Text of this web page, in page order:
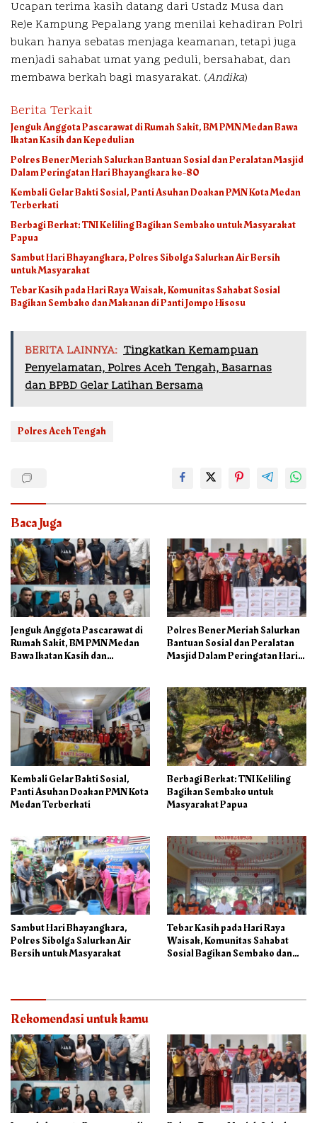
Ucapan terima kasih datang dari Ustadz Musa dan
Reje Kampung Pepalang yang menilai kehadiran Polri
bukan hanya sebatas menjaga keamanan, tetapi juga
menjadi sahabat umat yang peduli, bersahabat, dan
membawa berkah bagi masyarakat. (Andika)
Berita Terkait
Jenguk Anggota Pascarawat di Rumah Sakit, BM PMN Medan Bawa
Ikatan Kasih dan Kepedulian
Polres Bener Meriah Salurkan Bantuan Sosial dan Peralatan Masjid
Dalam Peringatan Hari Bhayangkara ke-80
Kembali Gelar Bakti Sosial, Panti Asuhan Doakan PMN Kota Medan
Terberkati
Berbagi Berkat: TNI Keliling Bagikan Sembako untuk Masyarakat
Papua
Sambut Hari Bhayangkara, Polres Sibolga Salurkan Air Bersih
untuk Masyarakat
Tebar Kasih pada Hari Raya Waisak, Komunitas Sahabat Sosial
Bagikan Sembako dan Makanan di Panti Jompo Hisosu
BERITA LAINNYA: Tingkatkan Kemampuan
Penyelamatan, Polres Aceh Tengah, Basarnas
dan BPBD Gelar Latihan Bersama
Polres Aceh Tengah
Baca Juga
Jenguk Anggota Pascarawat di
Rumah Sakit, BM PMN Medan
Bawa Ikatan Kasih dan
Polres Bener Meriah Salurkan
Bantuan Sosial dan Peralatan
Masjid Dalam Peringatan Hari
Kembali Gelar Bakti Sosial,
Panti Asuhan Doakan PMN Kota
Medan Terberkati
Berbagi Berkat: TNI Keliling
Bagikan Sembako untuk
Masyarakat Papua
Sambut Hari Bhayangkara,
Polres Sibolga Salurkan Air
Bersih untuk Masyarakat
Tebar Kasih pada Hari Raya
Waisak, Komunitas Sahabat
Sosial Bagikan Sembako dan
Rekomendasi untuk kamu